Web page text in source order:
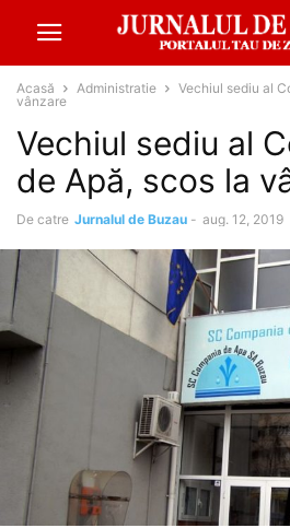
Acasă Administratie
Vechiul sediu al
vânzare
Vechiul sediu al
de Apă, scos la
De catre Jurnalul de Buzau - aug. 12, 2019